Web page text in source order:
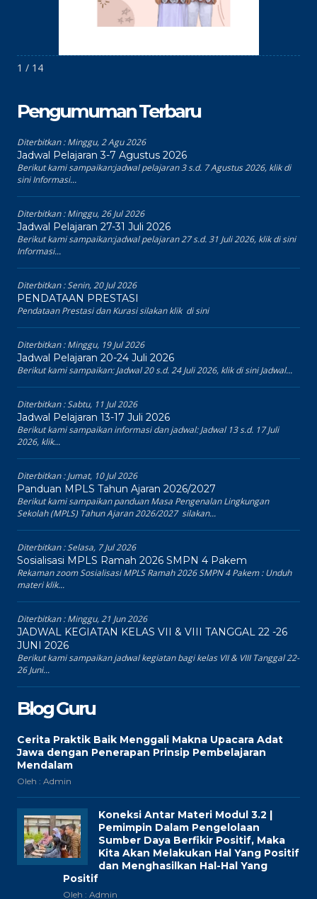
1 / 14
Pengumuman Terbaru
Diterbitkan :Minggu, 2 Agu 2026
Jadwal Pelajaran 3-7 Agustus 2026
Berikut kami sampaikan:jadwal pelajaran 3 s.d. 7 Agustus 2026, klik di
sini Informasi...
Diterbitkan :Minggu, 26 Jul 2026
Jadwal Pelajaran 27-31 Juli 2026
Berikut kami sampaikan:jadwal pelajaran 27 s.d. 31 Juli 2026, klik di sini
Informasi...
Diterbitkan :Senin, 20 Jul 2026
PENDATAAN PRESTASI
Pendataan Prestasi dan Kurasi silakan klik di sini
Diterbitkan :Minggu, 19 Jul 2026
Jadwal Pelajaran 20-24 Juli 2026
Berikut kami sampaikan: Jadwal 20 s.d. 24 Juli 2026, klik di sini Jadwal...
Diterbitkan :Sabtu, 11 Jul 2026
Jadwal Pelajaran 13-17 Juli 2026
Berikut kami sampaikan informasi dan jadwal: Jadwal 13 s.d. 17 Juli
2026, klik...
Diterbitkan :Jumat, 10 Jul 2026
Panduan MPLS Tahun Ajaran 2026/2027
Berikut kami sampaikan panduan Masa Pengenalan Lingkungan
Sekolah (MPLS) Tahun Ajaran 2026/2027 silakan...
Diterbitkan :Selasa, 7 Jul 2026
Sosialisasi MPLS Ramah 2026 SMPN 4 Pakem
Rekaman zoom Sosialisasi MPLS Ramah 2026 SMPN 4 Pakem : Unduh
materi klik...
Diterbitkan :Minggu, 21 Jun 2026
JADWAL KEGIATAN KELAS VII & VIII TANGGAL 22 -26
JUNI 2026
Berikut kami sampaikan jadwal kegiatan bagi kelas VII & VIII Tanggal 22-
26 Juni...
Blog Guru
Cerita Praktik Baik Menggali Makna Upacara Adat
Jawa dengan Penerapan Prinsip Pembelajaran
Mendalam
Oleh : Admin
Koneksi Antar Materi Modul 3.2 |
Pemimpin Dalam Pengelolaan
Sumber Daya Berfikir Positif, Maka
Kita Akan Melakukan Hal Yang Positif
dan Menghasilkan Hal-Hal Yang
Positif
Oleh : Admin